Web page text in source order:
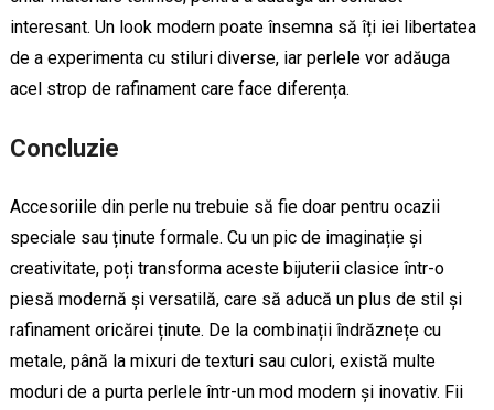
interesant. Un look modern poate însemna să îți iei libertatea
de a experimenta cu stiluri diverse, iar perlele vor adăuga
acel strop de rafinament care face diferența.
Concluzie
Accesoriile din perle nu trebuie să fie doar pentru ocazii
speciale sau ținute formale. Cu un pic de imaginație și
creativitate, poți transforma aceste bijuterii clasice într-o
piesă modernă și versatilă, care să aducă un plus de stil și
rafinament oricărei ținute. De la combinații îndrăznețe cu
metale, până la mixuri de texturi sau culori, există multe
moduri de a purta perlele într-un mod modern și inovativ. Fii